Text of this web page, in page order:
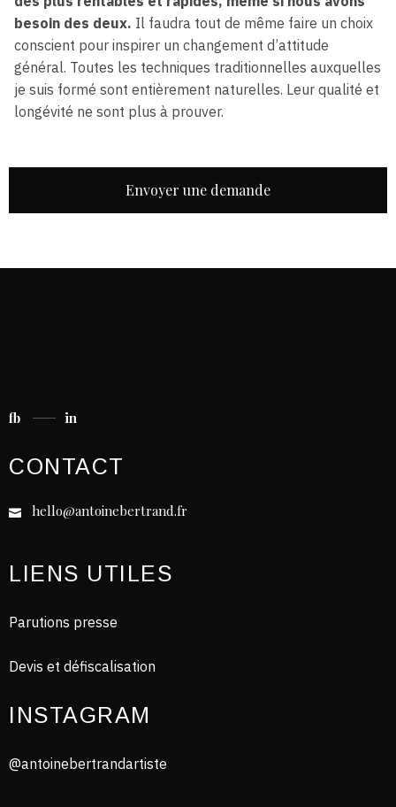
besoin des deux. Il faudra tout de même faire un choix
conscient pour inspirer un changement d’attitude
général. Toutes les techniques traditionnelles auxquelles
je suis formé sont entièrement naturelles. Leur qualité et
longévité ne sont plus à prouver.
Envoyer une demande
fb in
CONTACT
hello@antoinebertrand.fr
LIENS UTILES
Parutions presse
Devis et défiscalisation
INSTAGRAM
@antoinebertrandartiste